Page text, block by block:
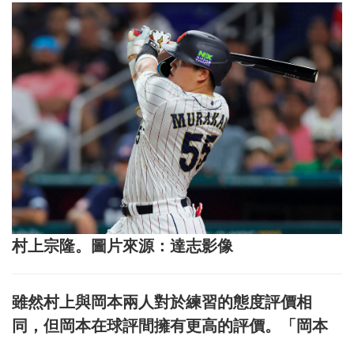
村上宗隆。圖片來源：達志影像
雖然村上與岡本兩人對於練習的態度評價相
同，但岡本在球評間擁有更高的評價。「岡本